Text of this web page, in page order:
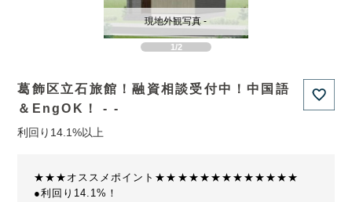
1/2
現地外観写真 -
葛飾区立石旅館！融資相談受付中！中国語
＆EngOK！ - -
利回り14.1%以上
★★★オススメポイント★★★★★★★★★★★★★
●利回り14.1%！